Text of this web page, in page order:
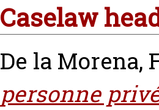
Caselaw
De la Morena,
personne